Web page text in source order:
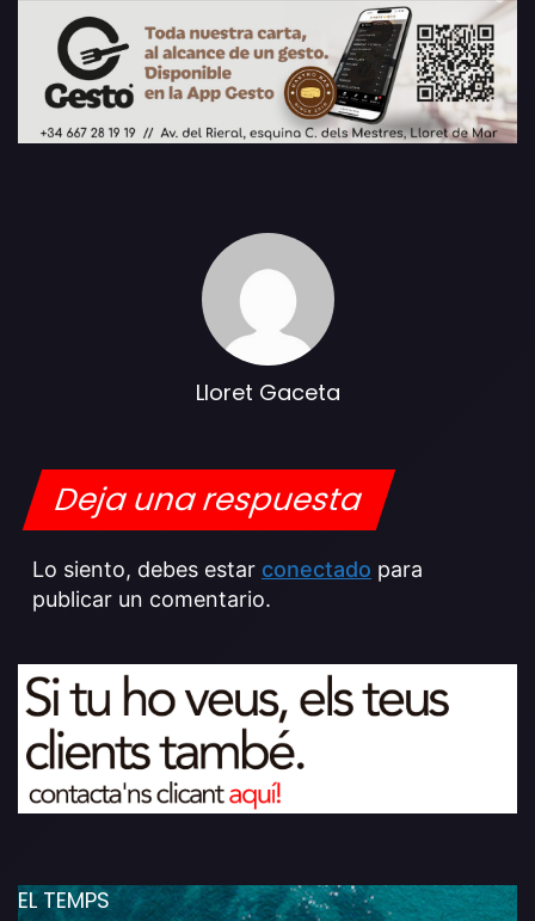
Lloret Gaceta
Deja una respuesta
Lo siento, debes estar conectado para
publicar un comentario.
EL TEMPS